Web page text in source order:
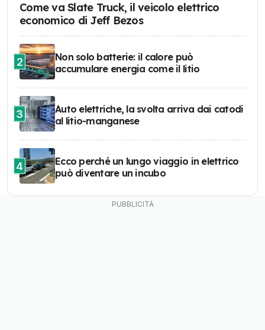
Come va Slate Truck, il veicolo elettrico
economico di Jeff Bezos
2
Non solo batterie: il calore può
accumulare energia come il litio
3
Auto elettriche, la svolta arriva dai catodi
al litio-manganese
4
Ecco perché un lungo viaggio in elettrico
può diventare un incubo